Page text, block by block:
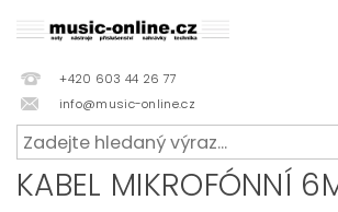
+420 603 44 26 77
info@music-online.cz
KABEL MIKROFÓNNÍ